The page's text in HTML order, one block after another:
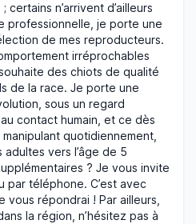
certains n’arrivent d’ailleurs
professionnelle, je porte une
de mes reproducteurs.
irréprochables
des chiots de qualité
de la race. Je porte une
sous un regard
contact humain, et ce dès
quotidiennement,
adultes vers l’âge de 5
? Je vous invite
par téléphone. C’est avec
répondrai ! Par ailleurs,
la région, n’hésitez pas à